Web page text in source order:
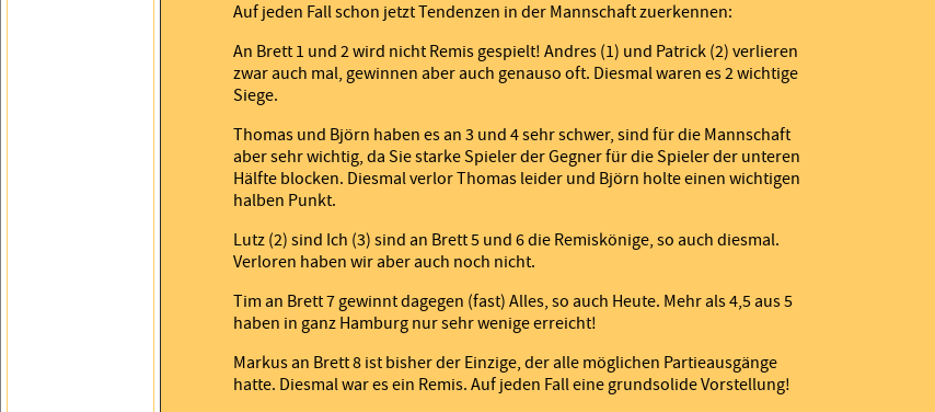
Auf jeden Fall schon jetzt Tendenzen in der Mannschaft zuerkennen:
An Brett 1 und 2 wird nicht Remis gespielt! Andres (1) und Patrick (2) verlieren
zwar auch mal, gewinnen aber auch genauso oft. Diesmal waren es 2 wichtige
Siege.
Thomas und Björn haben es an 3 und 4 sehr schwer, sind für die Mannschaft
aber sehr wichtig, da Sie starke Spieler der Gegner für die Spieler der unteren
Hälfte blocken. Diesmal verlor Thomas leider und Björn holte einen wichtigen
halben Punkt.
Lutz (2) sind Ich (3) sind an Brett 5 und 6 die Remiskönige, so auch diesmal.
Verloren haben wir aber auch noch nicht.
Tim an Brett 7 gewinnt dagegen (fast) Alles, so auch Heute. Mehr als 4,5 aus 5
haben in ganz Hamburg nur sehr wenige erreicht!
Markus an Brett 8 ist bisher der Einzige, der alle möglichen Partieausgänge
hatte. Diesmal war es ein Remis. Auf jeden Fall eine grundsolide Vorstellung!